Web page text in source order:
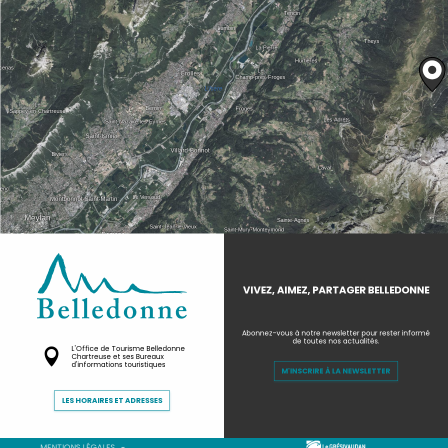
L'Office de Tourisme Belledonne
Chartreuse et ses Bureaux
d'informations touristiques
LES HORAIRES ET ADRESSES
VIVEZ, AIMEZ, PARTAGER BELLEDONNE
Abonnez-vous à notre newsletter pour rester informé
de toutes nos actualités.
M'INSCRIRE À LA NEWSLETTER